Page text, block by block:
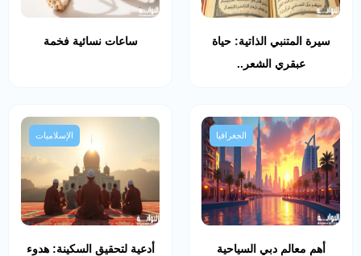
سيرة المتنبي الذاتية: حياة
عبقري الشعر..
ساعات نسائية فخمة
الجغرافيا
أهم معالم دبي السياحية
الإسلاميات
أدعية لتحقيق السكينة: هدوء